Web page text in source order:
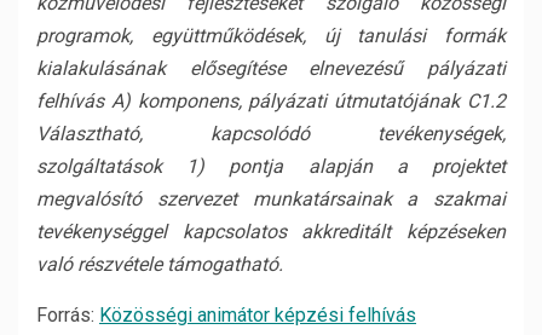
programok, együttműködések, új tanulási formák
kialakulásának elősegítése elnevezésű pályázati
felhívás A) komponens, pályázati útmutatójának C1.2
Választható, kapcsolódó tevékenységek,
szolgáltatások 1) pontja alapján a projektet
megvalósító szervezet munkatársainak a szakmai
tevékenységgel kapcsolatos akkreditált képzéseken
való részvétele támogatható.
Forrás: Közösségi animátor képzési felhívás